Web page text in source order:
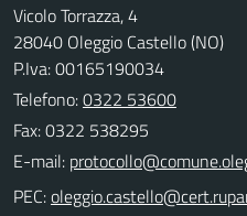
Vicolo Torrazza, 4
28040 Oleggio Castello (NO)
P.Iva: 00165190034
Telefono:0322 53600
Fax: 0322 538295
E-mail:
PEC: